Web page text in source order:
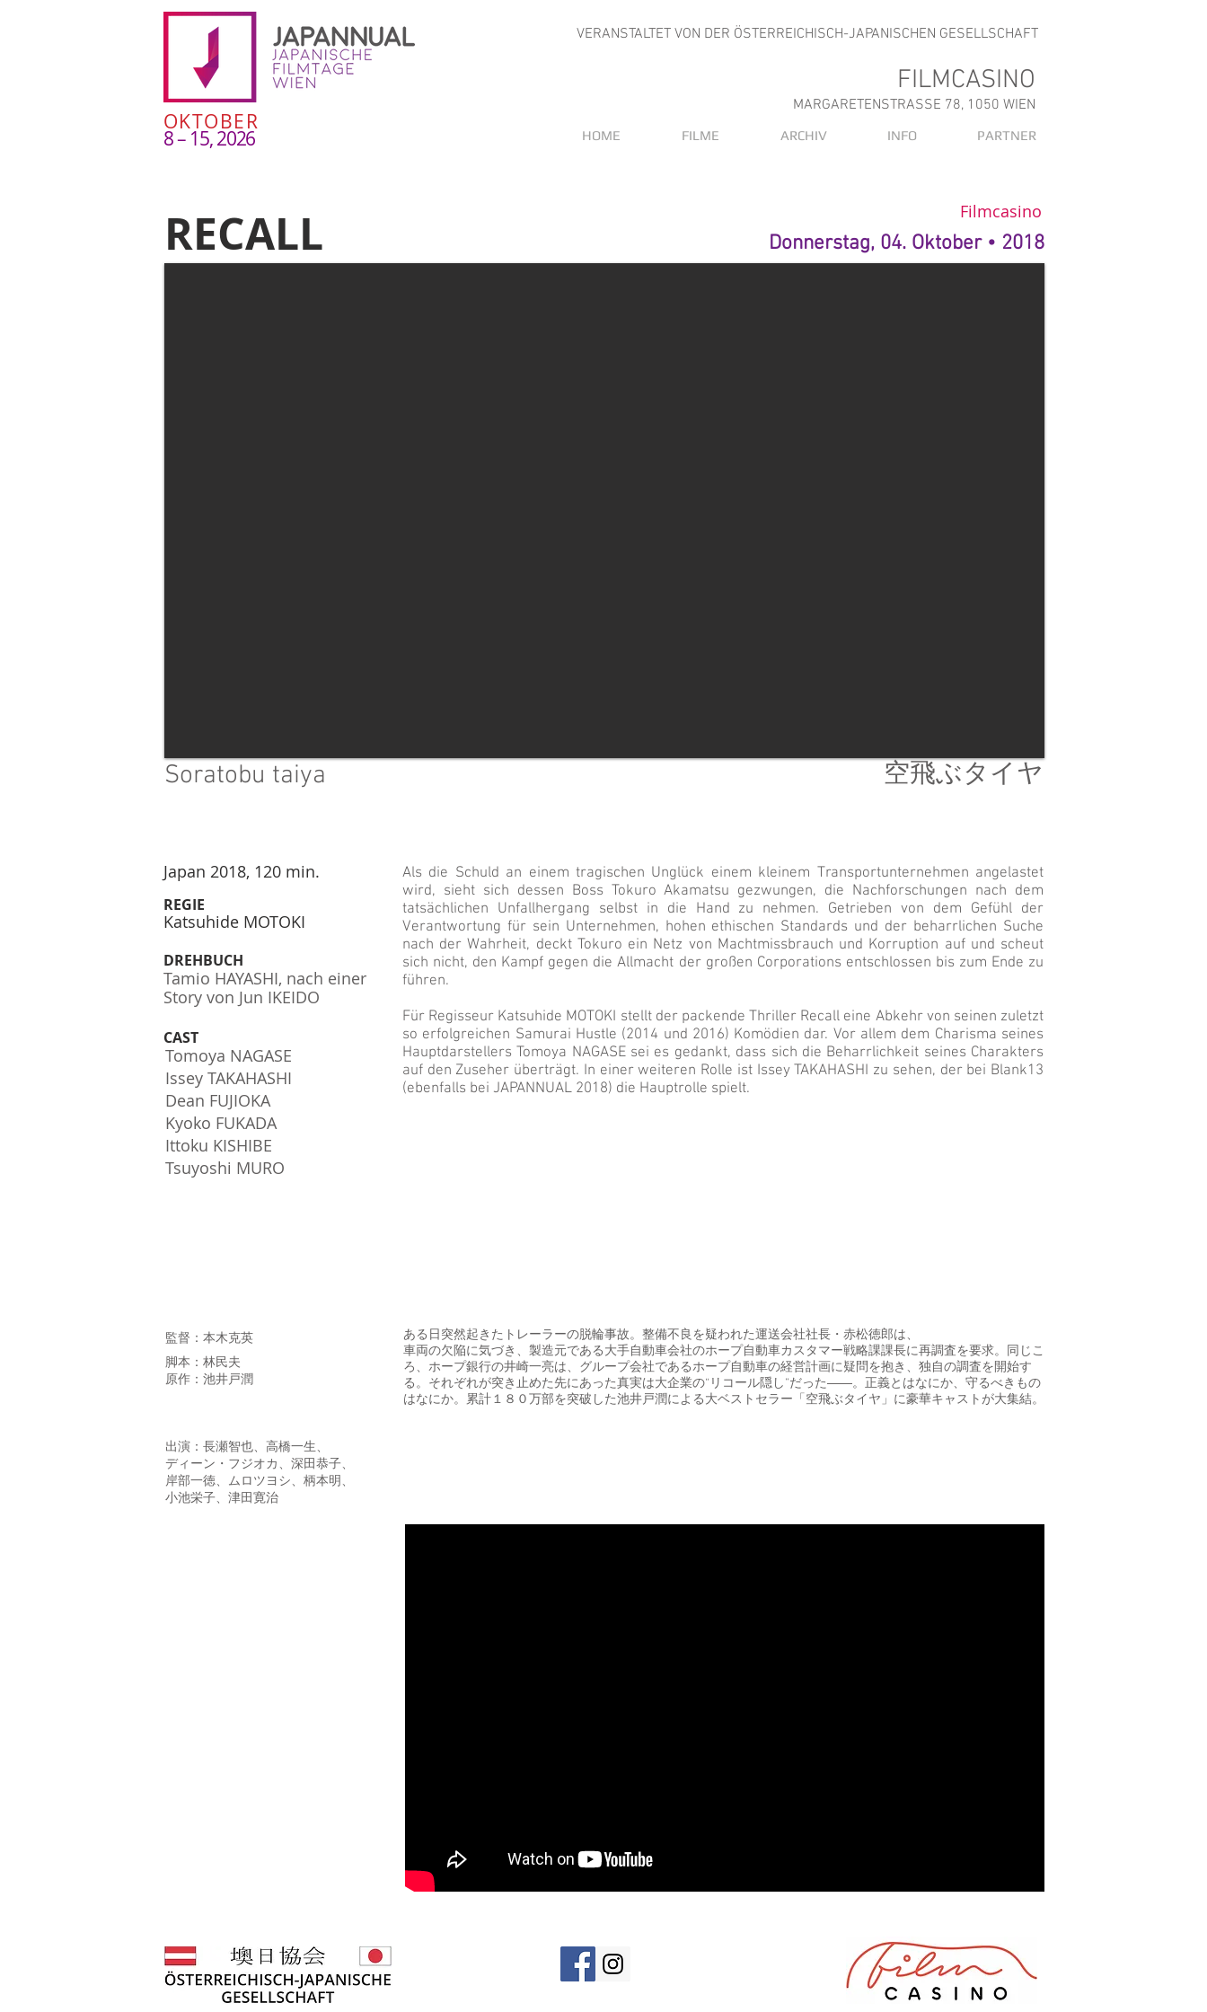
VERANSTALTET VON DER ÖSTERREICHISCH-JAPANISCHEN GESELLSCHAFT
FILMCASINO
MARGARETENSTRASSE 78, 1050 WIEN
OKTOBER
8 – 15, 2026 HOME FILME ARCHIV INFO PARTNER
RECALL Donnerstag, 04. Oktober • 2018
Filmcasino
Soratobu taiya 空飛ぶタイヤ
Katsuhide MOTOKI
Tamio HAYASHI, nach einer
Story von Jun IKEIDO
REGIE
DREHBUCH
CAST
Japan 2018, 120 min.
Tomoya NAGASE
Issey TAKAHASHI
Dean FUJIOKA
Kyoko FUKADA
Ittoku KISHIBE
Tsuyoshi MURO
Als die Schuld an einem tragischen Unglück einem kleinem Transportunternehmen angelastet
wird, sieht sich dessen Boss Tokuro Akamatsu gezwungen, die Nachforschungen nach dem
tatsächlichen Unfallhergang selbst in die Hand zu nehmen. Getrieben von dem Gefühl der
Verantwortung für sein Unternehmen, hohen ethischen Standards und der beharrlichen Suche
nach der Wahrheit, deckt Tokuro ein Netz von Machtmissbrauch und Korruption auf und scheut
sich nicht, den Kampf gegen die Allmacht der großen Corporations entschlossen bis zum Ende zu
führen.
Für Regisseur Katsuhide MOTOKI stellt der packende Thriller Recall eine Abkehr von seinen zuletzt
so erfolgreichen Samurai Hustle (2014 und 2016) Komödien dar. Vor allem dem Charisma seines
Hauptdarstellers Tomoya NAGASE sei es gedankt, dass sich die Beharrlichkeit seines Charakters
auf den Zuseher überträgt. In einer weiteren Rolle ist Issey TAKAHASHI zu sehen, der bei Blank13
(ebenfalls bei JAPANNUAL 2018) die Hauptrolle spielt.
監督：本木克英
脚本：林民夫
原作：池井戸潤
出演：長瀬智也、高橋一生、
ディーン・フジオカ、深田恭子、
岸部一徳、ムロツヨシ、柄本明、
小池栄子、津田寛治
ある日突然起きたトレーラーの脱輪事故。整備不良を疑われた運送会社社長・赤松徳郎は、
車両の欠陥に気づき、製造元である大手自動車会社のホープ自動車カスタマー戦略課課長に再調査を要求。同じこ
ろ、ホープ銀行の井崎一亮は、グループ会社であるホープ自動車の経営計画に疑問を抱き、独自の調査を開始す
る。それぞれが突き止めた先にあった真実は大企業の“リコール隠し”だった――。正義とはなにか、守るべきもの
はなにか。累計１８０万部を突破した池井戸潤による大ベストセラー「空飛ぶタイヤ」に豪華キャストが大集結。